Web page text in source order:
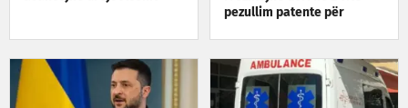
pezullim patente për